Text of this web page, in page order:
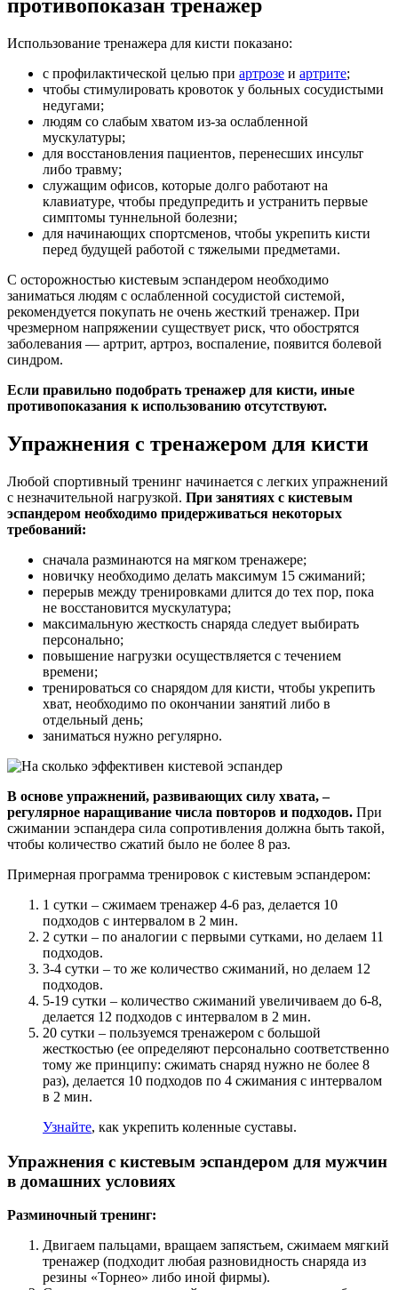
противопоказан тренажер
Использование тренажера для кисти показано:
с профилактической целью при артрозе и артрите;
чтобы стимулировать кровоток у больных сосудистыми
недугами;
людям со слабым хватом из-за ослабленной
мускулатуры;
для восстановления пациентов, перенесших инсульт
либо травму;
служащим офисов, которые долго работают на
клавиатуре, чтобы предупредить и устранить первые
симптомы туннельной болезни;
для начинающих спортсменов, чтобы укрепить кисти
перед будущей работой с тяжелыми предметами.
С осторожностью кистевым эспандером необходимо
заниматься людям с ослабленной сосудистой системой,
рекомендуется покупать не очень жесткий тренажер. При
чрезмерном напряжении существует риск, что обострятся
заболевания — артрит, артроз, воспаление, появится болевой
синдром.
Если правильно подобрать тренажер для кисти, иные
противопоказания к использованию отсутствуют.
Упражнения с тренажером для кисти
Любой спортивный тренинг начинается с легких упражнений
с незначительной нагрузкой. При занятиях с кистевым
эспандером необходимо придерживаться некоторых
требований:
сначала разминаются на мягком тренажере;
новичку необходимо делать максимум 15 сжиманий;
перерыв между тренировками длится до тех пор, пока
не восстановится мускулатура;
максимальную жесткость снаряда следует выбирать
персонально;
повышение нагрузки осуществляется с течением
времени;
тренироваться со снарядом для кисти, чтобы укрепить
хват, необходимо по окончании занятий либо в
отдельный день;
заниматься нужно регулярно.
В основе упражнений, развивающих силу хвата, –
регулярное наращивание числа повторов и подходов. При
сжимании эспандера сила сопротивления должна быть такой,
чтобы количество сжатий было не более 8 раз.
Примерная программа тренировок с кистевым эспандером:
1 сутки – сжимаем тренажер 4-6 раз, делается 10
подходов с интервалом в 2 мин.
2 сутки – по аналогии с первыми сутками, но делаем 11
подходов.
3-4 сутки – то же количество сжиманий, но делаем 12
подходов.
5-19 сутки – количество сжиманий увеличиваем до 6-8,
делается 12 подходов с интервалом в 2 мин.
20 сутки – пользуемся тренажером с большой
жесткостью (ее определяют персонально соответственно
тому же принципу: сжимать снаряд нужно не более 8
раз), делается 10 подходов по 4 сжимания с интервалом
в 2 мин.
Узнайте, как укрепить коленные суставы.
Упражнения с кистевым эспандером для мужчин
в домашних условиях
Разминочный тренинг:
Двигаем пальцами, вращаем запястьем, сжимаем мягкий
тренажер (подходит любая разновидность снаряда из
резины «Торнео» либо иной фирмы).